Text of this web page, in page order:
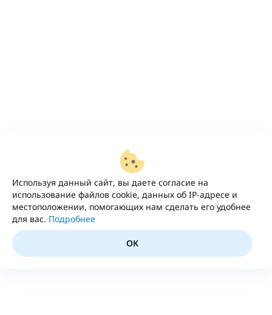
Используя данный сайт, вы даете согласие на
использование файлов cookie, данных об IP-адресе и
местоположении, помогающих нам сделать его удобнее
для вас. Подробнее
OK